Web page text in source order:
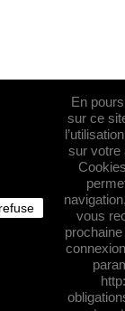
En
sur ce
sur votre
vous